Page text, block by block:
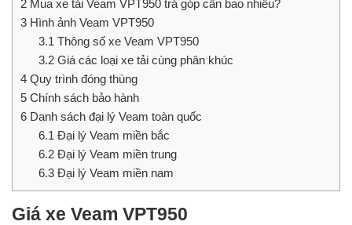
2 Mua xe tải Veam VPT950 trả góp cần bao nhiêu?
3 Hình ảnh Veam VPT950
3.1 Thông số xe Veam VPT950
3.2Giá các loại xe tải cùng phân khúc
4 Quy trình đóng thùng
5 Chính sách bảo hành
6 Danh sách đại lý Veam toàn quốc
6.1 Đại lý Veam miền bắc
6.2Đại lý Veam miền trung
6.3Đại lý Veam miền nam
Giá xe Veam VPT950